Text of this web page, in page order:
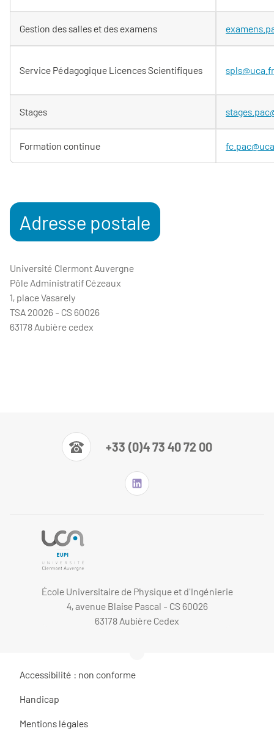
Gestion des salles et des examens
Service Pédagogique Licences Scientifiques spls@uca.fr
Stages
Formation continue
Adresse postale
Université Clermont Auvergne
Pôle Administratif Cézeaux
1, place Vasarely
TSA 20026 - CS 60026
63178 Aubière cedex
+33 (0)4 73 40 72 00
École Universitaire de Physique et d'Ingénierie
4, avenue Blaise Pascal - CS 60026
63178 Aubière Cedex
Accessibilité : non conforme
Handicap
Mentions légales